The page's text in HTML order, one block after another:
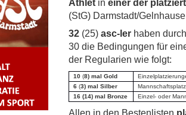
Athletin einer der
(StG) Darmstadt/
32(25) asc-lerhaben
30 die Bedingungen für
der Regularien wie folgt:
10 (8) mal Gold
6(3) mal Silber
16 (14) mal Bronze
Einzel- oder
Allen in den Bestenlisten